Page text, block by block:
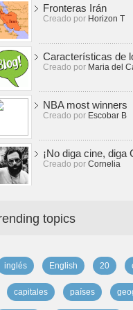
Fronteras Irán
Creado por Horizon T
Características de
Creado por Maria del
NBA most winners
Creado por Escobar B
¡No diga cine, diga
Creado por Cornelia
topics
inglés English 20
capitales países